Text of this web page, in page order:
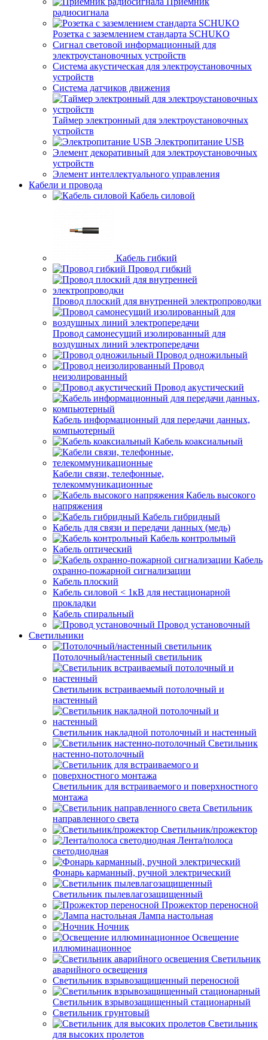
радиосигнала
Розетка с заземлением стандарта SCHUKO
Сигнал световой информационный для
электроустановочных устройств
Система акустическая для электроустановочных
устройств
Система датчиков движения
Таймер электронный для электроустановочных
устройств
Электропитание USB
Элемент декоративный для электроустановочных
устройств
Элемент интеллектуального управления
Кабели и провода
Кабель силовой
Кабель гибкий
Провод гибкий
Провод плоский для внутренней электропроводки
Провод самонесущий изолированный для
воздушных линий электропередачи
Провод одножильный
Провод
неизолированный
Провод акустический
Кабель информационный для передачи данных,
компьютерный
Кабель коаксиальный
Кабели связи, телефонные,
телекоммуникационные
Кабель высокого
напряжения
Кабель гибридный
Кабель для связи и передачи данных (медь)
Кабель контрольный
Кабель оптический
Кабель
охранно-пожарной сигнализации
Кабель плоский
Кабель силовой < 1кВ для нестационарной
прокладки
Кабель спиральный
Провод установочный
Светильники
Потолочный/настенный светильник
Светильник встраиваемый потолочный и
настенный
Светильник накладной потолочный и настенный
Светильник
настенно-потолочный
Светильник для встраиваемого и поверхностного
монтажа
Светильник
направленного света
Светильник/прожектор
Лента/полоса
светодиодная
Фонарь карманный, ручной электрический
Светильник пылевлагозащищенный
Прожектор переносной
Лампа настольная
Ночник
Освещение
иллюминационное
Светильник
аварийного освещения
Светильник взрывозащищенный переносной
Светильник взрывозащищенный стационарный
Светильник грунтовый
Светильник
для высоких пролетов